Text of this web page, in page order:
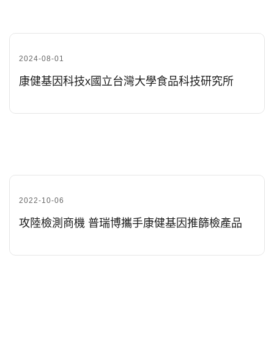
2024-08-01
康健基因科技x國立台灣大學食品科技研究所
2022-10-06
攻陸檢測商機 普瑞博攜手康健基因推篩檢產品